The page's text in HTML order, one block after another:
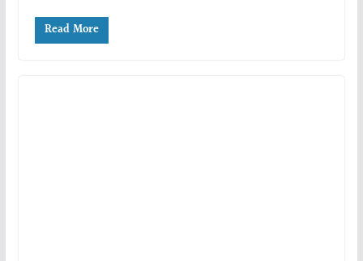
Read More